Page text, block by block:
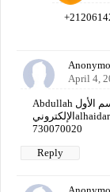
April 4,
Abdullah الاسم الأولAlhaidari اسم العائلةالبريد
الإلكترونيalhaidari5222@gmail.com. رقم البلد الدولي 967 |
730070020
Reply